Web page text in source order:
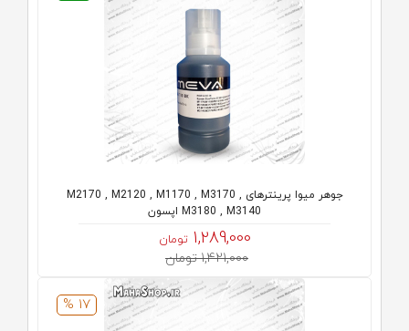
جوهر میوا پرینترهای M2170 , M2120 , M1170 , M3170 ,
M3180 , M3140 اپسون
1,289,000 تومان
1,421,000 تومان
17 %